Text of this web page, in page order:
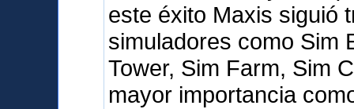
este éxito Maxis siguió
simuladores como Sim
Tower, Sim Farm, Sim
mayor importancia